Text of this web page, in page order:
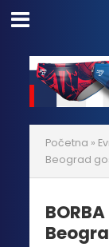
Početna »
Beograd